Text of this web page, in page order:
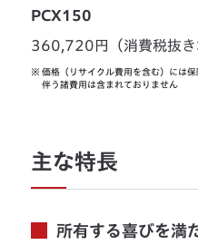
PCX150
360,720円（消費税抜
※ 価格（リサイクル費用を含む）には
伴う諸費用は含まれておりません
主な特長
所有する喜びを満